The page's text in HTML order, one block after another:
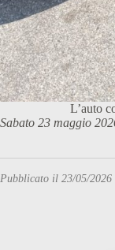
L’auto
Sabato 23 maggio
Pubblicato il 23/05/2026